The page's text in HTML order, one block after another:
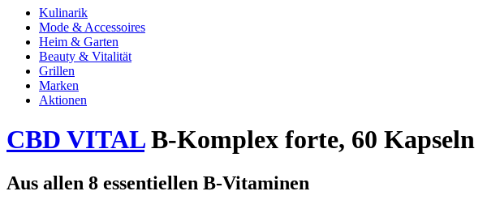
Kulinarik
Mode & Accessoires
Heim & Garten
Beauty & Vitalität
Grillen
Marken
Aktionen
CBD VITALB-Komplex forte, 60 Kapseln
Aus allen 8 essentiellen B-Vitaminen